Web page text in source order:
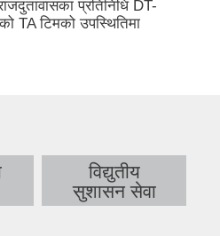
प्रतिनिधि DT-
TA टिमको उपस्थितिमा
विद्युतीय
सुशासन सेवा